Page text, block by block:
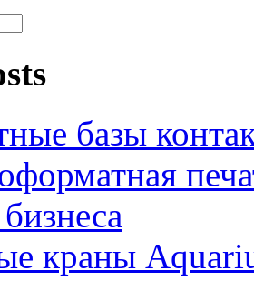
базы
краны